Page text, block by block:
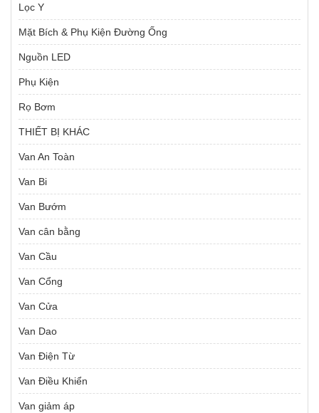
Lọc Y
Mặt Bích & Phụ Kiện Đường Ống
Nguồn LED
Phụ Kiện
Rọ Bơm
THIẾT BỊ KHÁC
Van An Toàn
Van Bi
Van Bướm
Van cân bằng
Van Cầu
Van Cổng
Van Cửa
Van Dao
Van Điện Từ
Van Điều Khiển
Van giảm áp